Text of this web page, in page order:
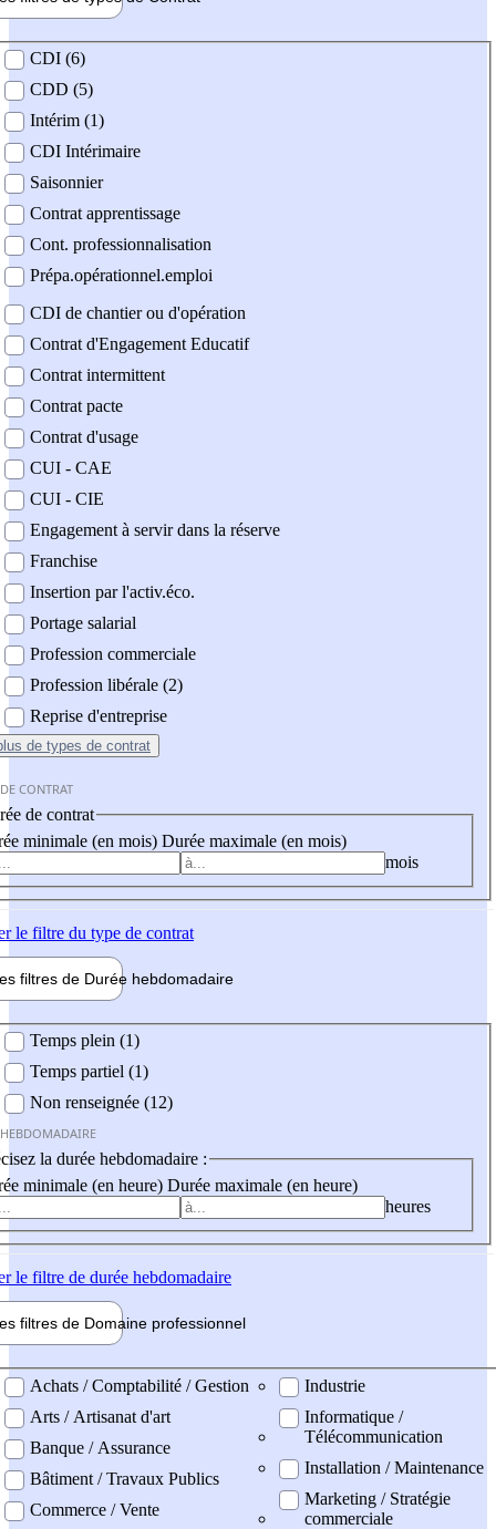
contrat
CDI (6)
CDD (5)
Intérim (1)
CDI Intérimaire
Saisonnier
Contrat apprentissage
Cont. professionnalisation
Prépa.opérationnel.emploi
CDI de chantier ou d'opération
Contrat d'Engagement Educatif
Contrat intermittent
Contrat pacte
Contrat d'usage
CUI - CAE
CUI - CIE
Engagement à servir dans la réserve
Franchise
Insertion par l'activ.éco.
Portage salarial
Profession commerciale
Profession libérale (2)
Reprise d'entreprise
de types de contrat
CONTRAT
de contrat
minimale (en mois) Durée maximale (en mois)
mois
le filtre du type de contrat
filtres de Durée hebdomadaire
Temps plein (1)
Temps partiel (1)
Non renseignée (12)
la durée hebdomadaire :
minimale (en heure) Durée maximale (en heure)
heures
le filtre de durée hebdomadaire
filtres de Domaine professionnel
professionel
Achats / Comptabilité / Gestion
Arts / Artisanat d'art
Banque / Assurance
Bâtiment / Travaux Publics
Commerce / Vente
Industrie
Informatique /
Télécommunication
Installation / Maintenance
Marketing / Stratégie
commerciale